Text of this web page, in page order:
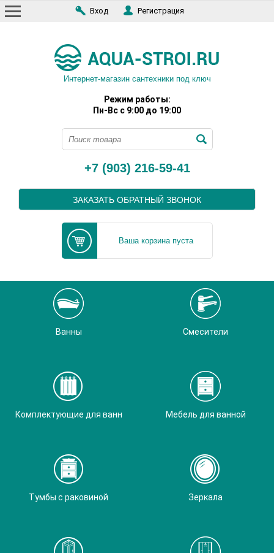
Вход Регистрация
Интернет-магазин сантехники под ключ
Режим работы:
Пн-Вс с 9:00 до 19:00
+7 (903) 216-59-41
ЗАКАЗАТЬ ОБРАТНЫЙ ЗВОНОК
Ваша корзина пуста
Ванны Смесители
Комплектующие для ванн Мебель для ванной
Тумбы с раковиной Зеркала